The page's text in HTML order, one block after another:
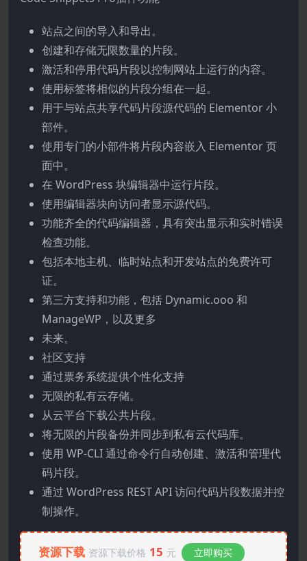
站点之间的导入和导出。
创建和存储无限数量的片段。
激活和停用代码片段以控制网站上运行的内容。
使用标签将相似的片段分组在一起。
用于与站点共享代码片段源代码的 Elementor 小
部件。
使用专门的小部件将片段内容嵌入 Elementor 页
面中。
在 WordPress 块编辑器中运行片段。
使用编辑器块向访问者显示源代码。
功能齐全的代码编辑器，具有突出显示和实时错误
检查功能。
包括本地主机、临时站点和开发站点的免费许可
证。
第三方支持和功能，包括 Dynamic.ooo 和
ManageWP，以及更多
未来。
社区支持
通过票务系统提供个性化支持
无限的私有云存储。
从云平台下载公共片段。
将无限的片段备份并同步到私有云代码库。
使用 WP-CLI 通过命令行自动创建、激活和管理代
码片段。
通过 WordPress REST API 访问代码片段数据并控
制操作。
资源下载 资源下载价格 15 元
立即购买